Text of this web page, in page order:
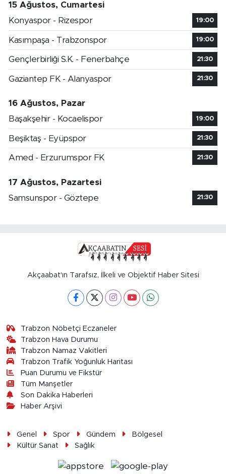
15 Ağustos, Cumartesi
Konyaspor - Rizespor
19:00
Kasımpaşa - Trabzonspor 19:00
Gençlerbirliği S.K. - Fenerbahçe 21:30
Gaziantep FK - Alanyaspor 21:30
16 Ağustos, Pazar
Başakşehir - Kocaelispor
19:00
Beşiktaş - Eyüpspor 21:30
Amed - Erzurumspor FK 21:30
17 Ağustos, Pazartesi
Samsunspor - Göztepe
21:30
Akçaabat'ın Tarafsız, İlkeli ve Objektif Haber Sitesi
Trabzon Nöbetçi Eczaneler
Trabzon Hava Durumu
Trabzon Namaz Vakitleri
Trabzon Trafik Yoğunluk Haritası
Puan Durumu ve Fikstür
Tüm Manşetler
Son Dakika Haberleri
Haber Arşivi
Genel Spor Gündem
Bölgesel
Kültür Sanat
Sağlık